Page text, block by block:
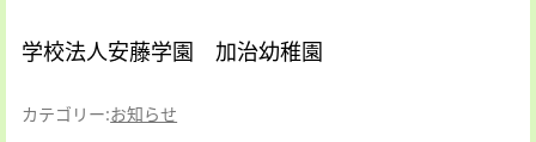
学校法人安藤学園 加治幼稚園
カテゴリー:お知らせ